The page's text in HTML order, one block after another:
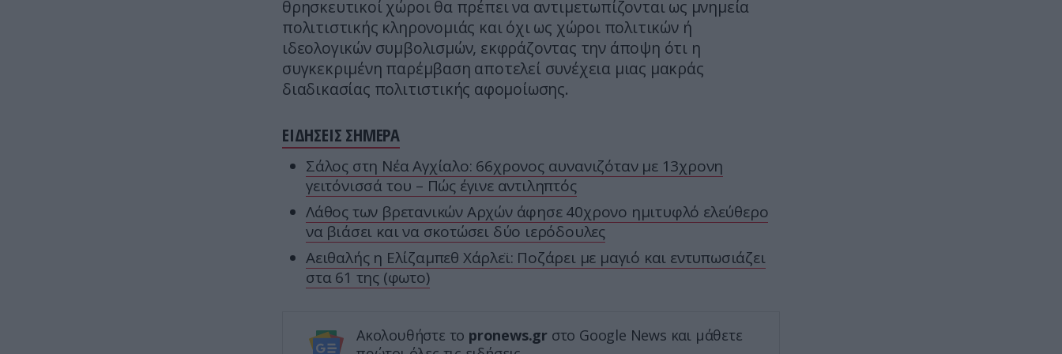
θρησκευτικοί χώροι θα πρέπει να αντιμετωπίζονται ως μνημεία
πολιτιστικής κληρονομιάς και όχι ως χώροι πολιτικών ή
ιδεολογικών συμβολισμών, εκφράζοντας την άποψη ότι η
συγκεκριμένη παρέμβαση αποτελεί συνέχεια μιας μακράς
διαδικασίας πολιτιστικής αφομοίωσης.
ΕΙΔΗΣΕΙΣ ΣΗΜΕΡΑ
Σάλος στη Νέα Αγχίαλο: 66χρονος αυνανιζόταν με 13χρονη
γειτόνισσά του – Πώς έγινε αντιληπτός
Λάθος των βρετανικών Αρχών άφησε 40χρονο ημιτυφλό ελεύθερο
να βιάσει και να σκοτώσει δύο ιερόδουλες
Αειθαλής η Ελίζαμπεθ Χάρλεϊ: Ποζάρει με μαγιό και εντυπωσιάζει
στα 61 της (φωτο)
Ακολουθήστε το pronews.gr στο Google News και μάθετε